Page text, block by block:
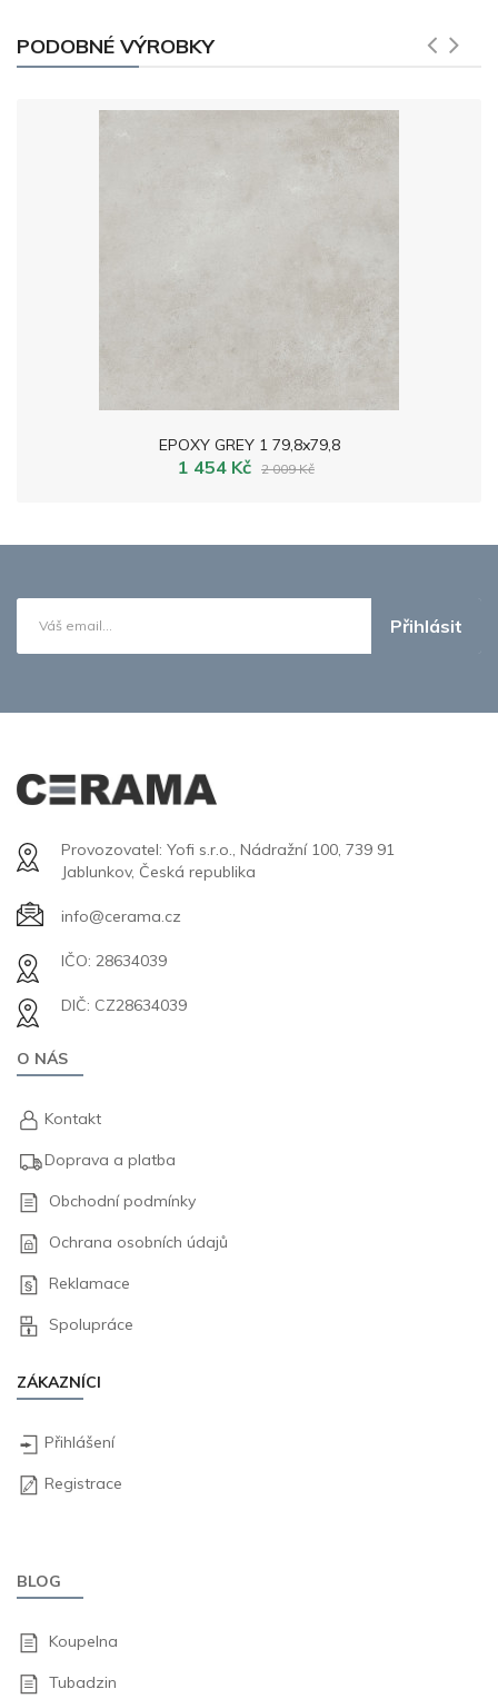
PODOBNÉ VÝROBKY
EPOXY GREY 1 79,8x79,8
1 454 Kč 2 009 Kč
Přihlásit
Provozovatel: Yofi s.r.o., Nádražní 100, 739 91
Jablunkov, Česká republika
info@cerama.cz
IČO: 28634039
DIČ: CZ28634039
O NÁS
Kontakt
Doprava a platba
Obchodní podmínky
Ochrana osobních údajů
Reklamace
Spolupráce
ZÁKAZNÍCI
Přihlášení
Registrace
BLOG
Koupelna
Tubadzin